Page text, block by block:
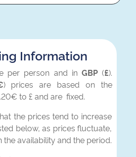
Information
per person and inGBP (£).
) prices are based on the
to £ and are fixed.
the prices tend to increase
below, as prices fluctuate,
the availability and the period.